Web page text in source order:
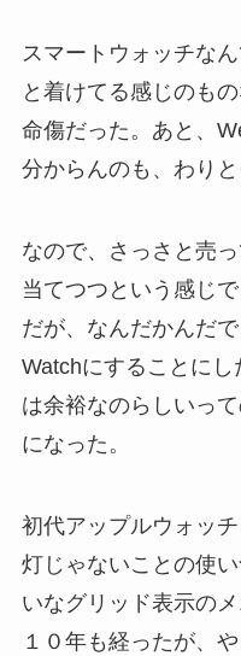
スマートウォッチな
と着けてる感じのも
命傷だった。あと、
分からんのも、わりと
なので、さっさと売
当てつつという感じ
だが、なんだかんだ
Watchにすることに
は余裕なのらしいっ
になった。
初代アップルウォッ
灯じゃないことの使
いなグリッド表示の
１０年も経ったが、